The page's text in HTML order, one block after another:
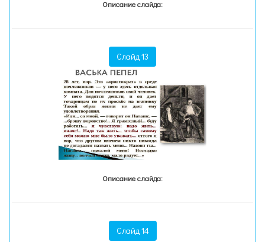
Описание слайда:
Слайд 13
Описание слайда:
Слайд 14